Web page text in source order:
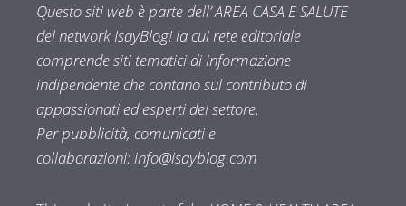
Questo siti web è parte dell’ AREA CASA E SALUTE
del network IsayBlog! la cui rete editoriale
comprende siti tematici di informazione
indipendente che contano sul contributo di
appassionati ed esperti del settore.
Per pubblicità, comunicati e
collaborazioni:info@isayblog.com